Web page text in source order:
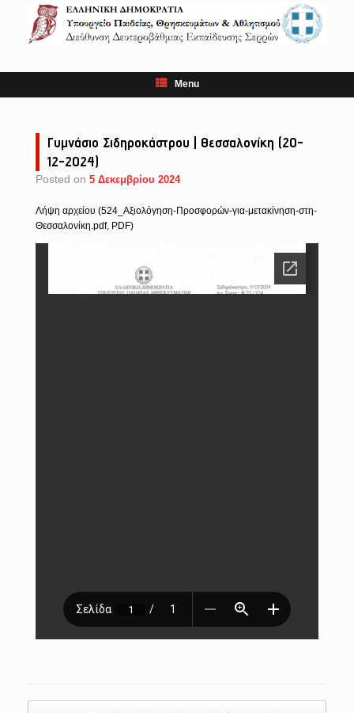
content
Menu
Γυμνάσιο Σιδηροκάστρου | Θεσσαλονίκη (20-
12-2024)
Posted on 5 Δεκεμβρίου 2024
Λήψη αρχείου (524_Αξιολόγηση-Προσφορών-για-μετακίνηση-στη-
Θεσσαλονίκη.pdf, PDF)